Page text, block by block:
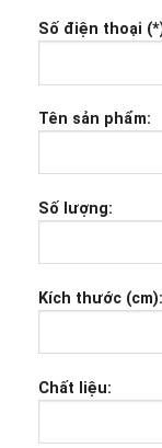
Nếu bạn
Email:
Fanpage:
Số điện thoại
Tên sản phẩm:
Số lượng:
Kích thước (cm):
Chất liệu: